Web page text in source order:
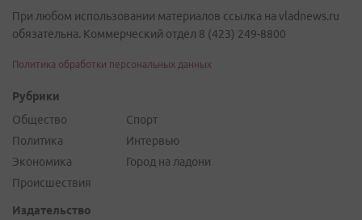
При любом использовании материалов ссылка на vladnews.ru
обязательна. Коммерческий отдел 8 (423) 249-8800
Политика обработки персональных данных
Рубрики
Общество
Политика
Экономика
Происшествия
Спорт
Интервью
Город на ладони
Издательство